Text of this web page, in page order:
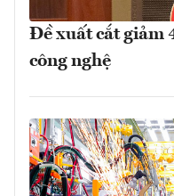
Đề xuất cắt giảm
công nghệ